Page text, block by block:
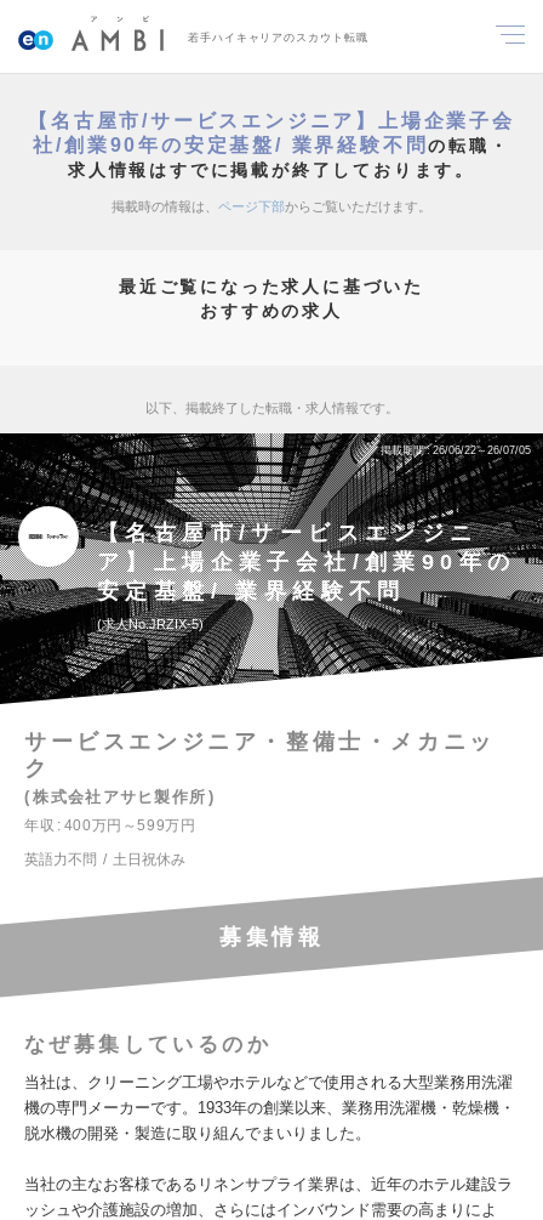
若手ハイキャリアのスカウト転職
【名古屋市/サービスエンジニア】上場企業子会
社/創業90年の安定基盤/ 業界経験不問の転職・
求人情報はすでに掲載が終了しております。
掲載時の情報は、 ページ下部からご覧いただけます。
最近ご覧になった求人に基づいた
おすすめの求人
以下、掲載終了した転職・求人情報です。
掲載期間 26/06/22～26/07/05
【名古屋市/サービスエンジニ
ア】上場企業子会社/創業90年の
安定基盤/ 業界経験不問
求人No.JRZIX-5
サービスエンジニア・整備士・メカニッ
ク
株式会社アサヒ製作所
年収
400万円～599万円
英語力不問
土日祝休み
募集情報
なぜ募集しているのか
当社は、クリーニング工場やホテルなどで使用される大型業務用洗濯
機の専門メーカーです。1933年の創業以来、業務用洗濯機・乾燥機・
脱水機の開発・製造に取り組んでまいりました。
当社の主なお客様であるリネンサプライ業界は、近年のホテル建設ラ
ッシュや介護施設の増加、さらにはインバウンド需要の高まりによ